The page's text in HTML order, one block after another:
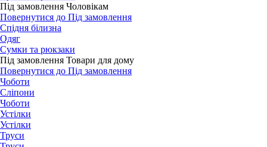
Під замовлення Чоловікам
Повернутися до Під замовлення
Спідня білизна
Одяг
Сумки та рюкзаки
Під замовлення Товари для дому
Повернутися до Під замовлення
Чоботи
Сліпони
Чоботи
Устілки
Устілки
Труси